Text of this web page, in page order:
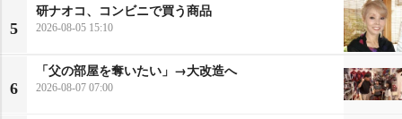
5
研ナオコ、コンビニで買う商品
2026-08-05 15:10
6
「父の部屋を奪いたい」→大改造へ
2026-08-07 07:00